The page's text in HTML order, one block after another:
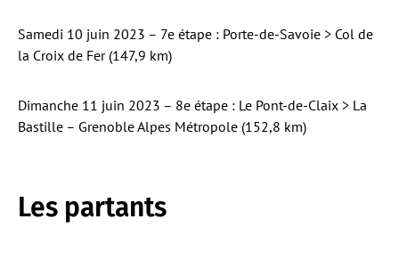
Samedi 10 juin 2023 – 7e étape : Porte-de-Savoie > Col de
la Croix de Fer (147,9 km)
Dimanche 11 juin 2023 – 8e étape : Le Pont-de-Claix > La
Bastille – Grenoble Alpes Métropole (152,8 km)
Les partants